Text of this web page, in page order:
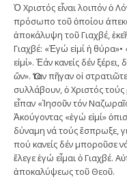
Ὁ Χριστός εἶναι λοιπόν ὁ
πρόσωπο τοῦ ὁποίου
ἀποκάλυψη τοῦ Γιαχβέ,
Γιαχβέ: «Ἐγώ εἰμί ἡ θύρα»•
εἰμί». Ἐάν κανείς δέν
ὤν». Ὅταν πῆγαν οἱ
συλλάβουν, ὁ Χριστός τούς
εἶπαν «Ἰησοῦν τόν
Ἀκούγοντας «ἐγώ εἰμί»
δύναμη νά τούς ἔσπρωξε,
πού κανείς δέν μποροῦσε
ἔλεγε ἐγώ εἶμαι ὁ Γιαχβέ.
ἀποκαλύψεως τοῦ Θεοῦ.